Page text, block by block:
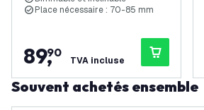
Place nécessaire : 70-85 mm
89,
90
TVA incluse
Souvent achetés ensemble